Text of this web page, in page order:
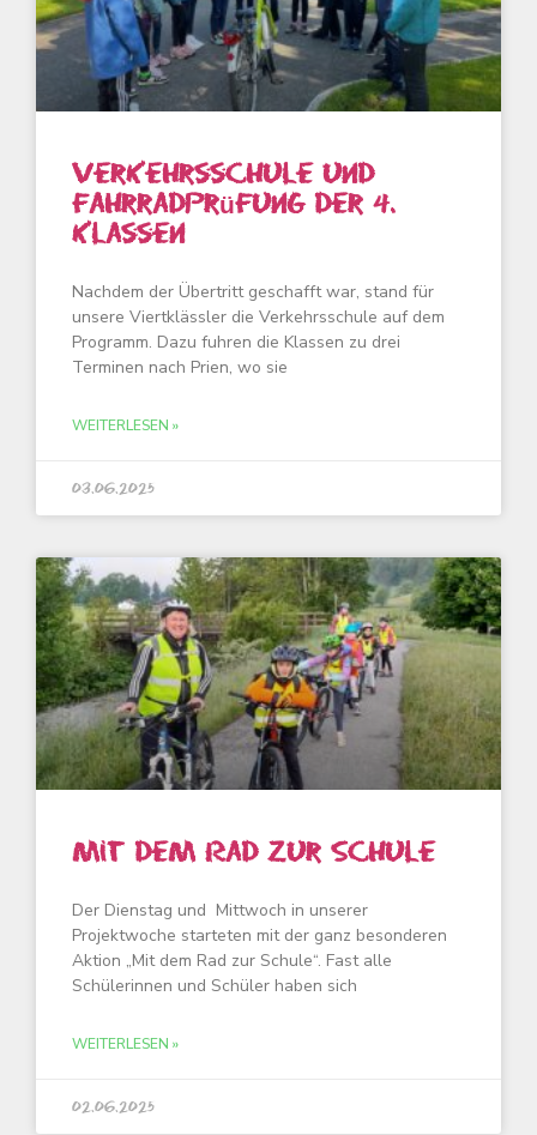
Verkehrsschule und
Fahrradprüfung der 4.
Klassen
Nachdem der Übertritt geschafft war, stand für
unsere Viertklässler die Verkehrsschule auf dem
Programm. Dazu fuhren die Klassen zu drei
Terminen nach Prien, wo sie
WEITERLESEN »
03.06.2025
Mit dem Rad zur Schule
Der Dienstag und Mittwoch in unserer
Projektwoche starteten mit der ganz besonderen
Aktion „Mit dem Rad zur Schule“. Fast alle
Schülerinnen und Schüler haben sich
WEITERLESEN »
02.06.2025